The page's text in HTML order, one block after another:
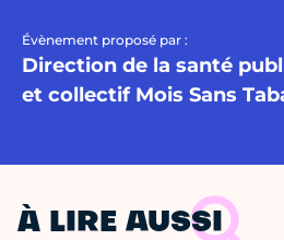
Évènement proposé par :
Direction de la santé
et collectif Mois Sans
À LIRE AUSSI